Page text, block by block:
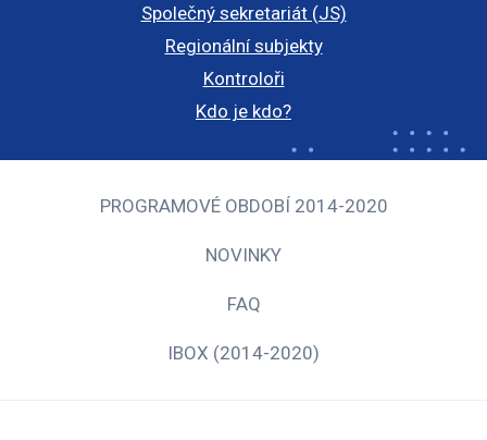
Společný sekretariát (JS)
Regionální subjekty
Kontroloři
Kdo je kdo?
PROGRAMOVÉ OBDOBÍ 2014-2020
NOVINKY
FAQ
IBOX (2014-2020)